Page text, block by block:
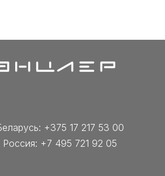
+375 17 217 53 00
Россия: +7 495 721 92 05